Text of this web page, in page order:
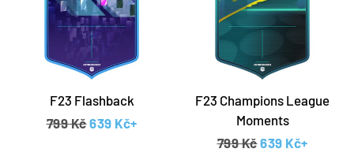
F23 Flashback
Běžná cena
799 KčProdejní cena
639 Kč+
F23 Champions League
Moments
Běžná cena
799 KčProdejní cena
639 Kč+